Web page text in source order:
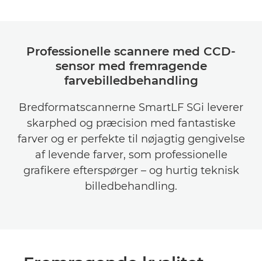
Professionelle scannere med CCD-
sensor med fremragende
farvebilledbehandling
Bredformatscannerne SmartLF SGi leverer
skarphed og præcision med fantastiske
farver og er perfekte til nøjagtig gengivelse
af levende farver, som professionelle
grafikere efterspørger – og hurtig teknisk
billedbehandling.